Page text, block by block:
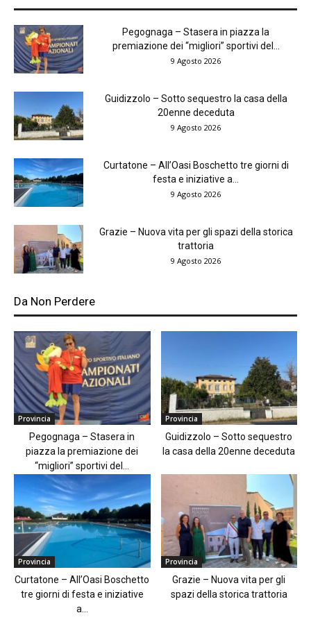
Pegognaga – Stasera in piazza la
premiazione dei “migliori” sportivi del...
9 Agosto 2026
Guidizzolo – Sotto sequestro la casa della
20enne deceduta
9 Agosto 2026
Curtatone – All’Oasi Boschetto tre giorni di
festa e iniziative a...
9 Agosto 2026
Grazie – Nuova vita per gli spazi della storica
trattoria
9 Agosto 2026
Da Non Perdere
Provincia
Pegognaga – Stasera in
piazza la premiazione dei
“migliori” sportivi del...
Provincia
Guidizzolo – Sotto sequestro
la casa della 20enne deceduta
Provincia
Curtatone – All’Oasi Boschetto
tre giorni di festa e iniziative
a...
Provincia
Grazie – Nuova vita per gli
spazi della storica trattoria